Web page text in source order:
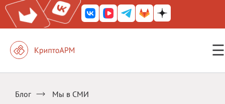
☰
Блог Мы в СМИ